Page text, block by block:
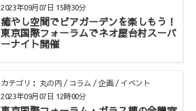
癒やし空間でビアガーデンを楽しもう！
東京国際フォーラムでネオ屋台村スーパ
ーナイト開催
2023年09月07日 15時30分
カテゴリ： 丸の内 / コラム / 企画 / イベント
2023年09月07日 12時00分